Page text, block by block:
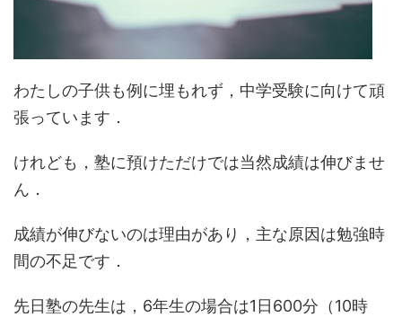
わたしの子供も例に埋もれず，中学受験に向けて頑
張っています．
けれども，塾に預けただけでは当然成績は伸びませ
ん．
成績が伸びないのは理由があり，主な原因は勉強時
間の不足です．
先日塾の先生は，6年生の場合は1日600分（10時